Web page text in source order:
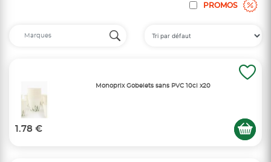
PROMOS
Monoprix Gobelets sans PVC 10cl x20
1.78 €